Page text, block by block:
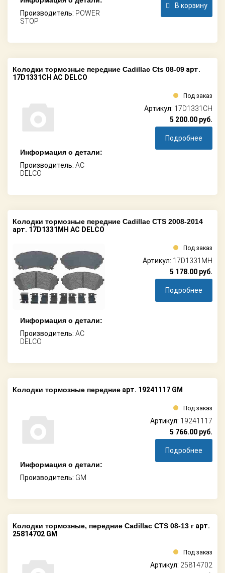
Колодки тормозные передние Cadillac Cts 08-09 арт.
17D1331CH AC DELCO
Информация о детали:
Производитель: AC
DELCO
Под заказ
Артикул: 17D1331CH
5 200.00 руб.
Подробнее
Колодки тормозные передние Cadillac CTS 2008-2014
арт. 17D1331MH AC DELCO
Информация о детали:
Производитель: AC
DELCO
Под заказ
Артикул: 17D1331MH
5 178.00 руб.
Подробнее
Колодки тормозные передние арт. 19241117 GM
Информация о детали:
Производитель: GM
Под заказ
Артикул: 19241117
5 766.00 руб.
Подробнее
Колодки тормозные, передние Cadillac CTS 08-13 г арт.
25814702 GM
Под заказ
Артикул: 25814702
Производитель: POWER
STOP
В корзину